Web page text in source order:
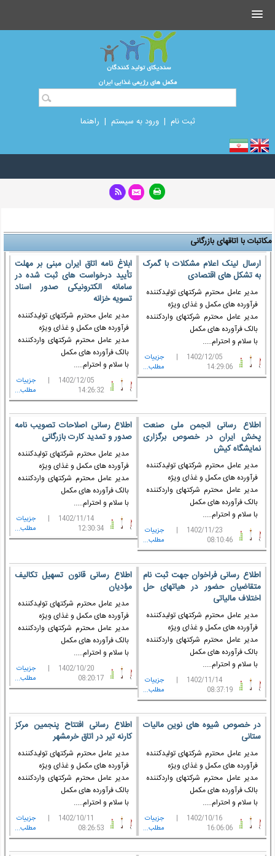
ثبت نام |ورود به سیستم | راهنما
مکاتبات با اتاقهای بازرگانی
ارسال لینک اعلام مشکلات با گمرک
به تشکل های اقتصادی‎
مدیر عامل محترم شرکتهای تولیدکننده
فرآورده های مکمل و غذای ویژه
مدیر عامل محترم شرکتهای واردکننده
بالک فرآورده های مکمل
با سلام و احترام.....
1402/12/05 |
14:29:06
جزييات
مطلب...
ابلاغ نامه اتاق ایران مبنی بر مهلت
تأیید درخواست های ثبت شده در
سامانه الکترونیکی صدور اسناد
تسویه خزانه
مدیر عامل محترم شرکتهای تولیدکننده
فرآورده های مکمل و غذای ویژه
مدیر عامل محترم شرکتهای واردکننده
بالک فرآورده های مکمل
با سلام و احترام.....
1402/12/05 |
14:26:32
جزييات
مطلب...
اطلاع رسانی انجمن ملی صنعت
پخش ایران در خصوص برگزاری
نمایشگاه کیش
مدیر عامل محترم شرکتهای تولیدکننده
فرآورده های مکمل و غذای ویژه
مدیر عامل محترم شرکتهای واردکننده
بالک فرآورده های مکمل
با سلام و احترام.....
1402/11/23 |
08:10:46
جزييات
مطلب...
اطلاع رسانی اصلاحات تصویب نامه
صدور و تمدید کارت بازرگانی‎
مدیر عامل محترم شرکتهای تولیدکننده
فرآورده های مکمل و غذای ویژه
مدیر عامل محترم شرکتهای واردکننده
بالک فرآورده های مکمل
با سلام و احترام.....
1402/11/14 |
12:30:34
جزييات
مطلب...
اطلاع رسانی فراخوان جهت ثبت نام
متقاضیان حضور در هیاتهای حل
اختلاف مالیاتی‎
مدیر عامل محترم شرکتهای تولیدکننده
فرآورده های مکمل و غذای ویژه
مدیر عامل محترم شرکتهای واردکننده
بالک فرآورده های مکمل
با سلام و احترام.....
1402/11/14 |
08:37:19
جزييات
مطلب...
اطلاع رسانی قانون تسهیل تکالیف
مؤدیان
مدیر عامل محترم شرکتهای تولیدکننده
فرآورده های مکمل و غذای ویژه
مدیر عامل محترم شرکتهای واردکننده
بالک فرآورده های مکمل
با سلام و احترام.....
1402/10/20 |
08:20:17
جزييات
مطلب...
در خصوص شیوه های نوین مالیات
ستانی
مدیر عامل محترم شرکتهای تولیدکننده
فرآورده های مکمل و غذای ویژه
مدیر عامل محترم شرکتهای واردکننده
بالک فرآورده های مکمل
با سلام و احترام.....
1402/10/16 |
16:06:06
جزييات
مطلب...
اطلاع رسانی افتتاح پنجمین مرکز
کارنه تیر در اتاق خرمشهر
مدیر عامل محترم شرکتهای تولیدکننده
فرآورده های مکمل و غذای ویژه
مدیر عامل محترم شرکتهای واردکننده
بالک فرآورده های مکمل
با سلام و احترام.....
1402/10/11 |
08:26:53
جزييات
مطلب...